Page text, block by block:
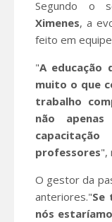
Segundo o
Ximenes, a
feito em
"A educação
muito o que
trabalho
não
professores",
O gestor da
anteriores."Se
nós